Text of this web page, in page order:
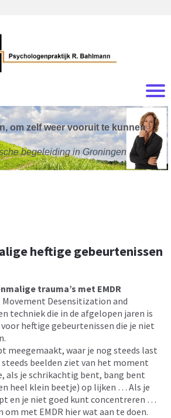
om zelf weer vooruit te kunnen
begeleiding in Groningen
heftige gebeurtenissen
trauma’s met EMDR
Movement Desensitization and
techniek die in de afgelopen jaren is
heftige gebeurtenissen die je niet
meegemaakt, waar je nog steeds last
steeds beelden ziet van het moment
als je schrikachtig bent, bang bent
heel klein beetje) op lijken … Als je
en je niet goed kunt concentreren …
om met EMDR hier wat aan te doen.